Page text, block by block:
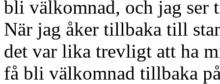
bli välkomnad, och jag ser
När jag åker tillbaka till
det var lika trevligt att ha
få bli välkomnad tillbaka